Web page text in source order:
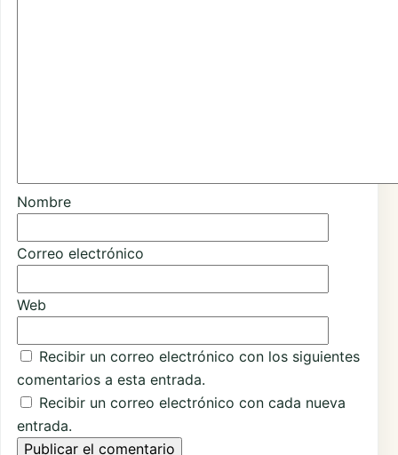
Nombre
Correo electrónico
Web
Recibir un correo electrónico con los siguientes
comentarios a esta entrada.
Recibir un correo electrónico con cada nueva
entrada.